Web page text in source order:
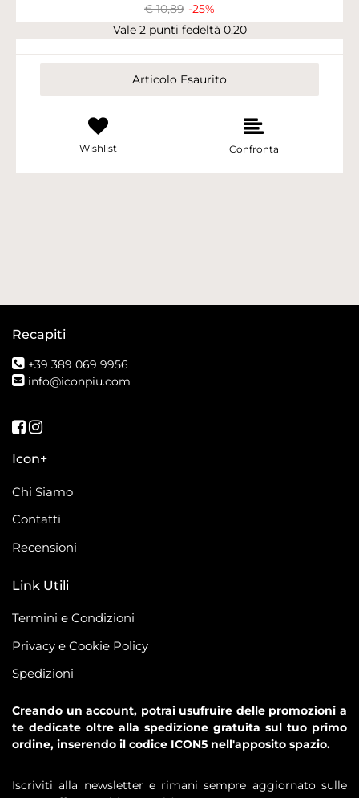
€ 10,89 -25%
Vale 2 punti fedeltà 0.20
Articolo Esaurito
Wishlist Confronta
Recapiti
+39 389 069 9956
info@iconpiu.com
Seguici su Facebook
Seguici su Instagram
Icon+
Chi Siamo
Contatti
Recensioni
Link Utili
Termini e Condizioni
Privacy e Cookie Policy
Spedizioni
Creando un account, potrai usufruire delle promozioni a
te dedicate oltre alla spedizione gratuita sul tuo primo
ordine, inserendo il codice ICON5 nell'apposito spazio.
Iscriviti alla newsletter e rimani sempre aggiornato sulle